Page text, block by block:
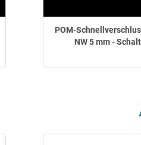
POM-
NW 5 mm -